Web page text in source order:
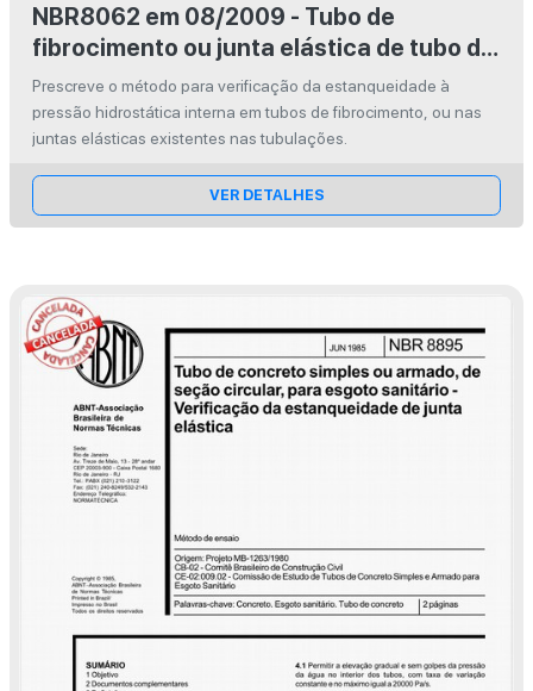
NBR8062 em 08/2009 - Tubo de
fibrocimento ou junta elástica de tubo de
fibrocimento - Verificação da
estanqueidade à pressão interna
Prescreve o método para verificação da estanqueidade à
pressão hidrostática interna em tubos de fibrocimento, ou nas
juntas elásticas existentes nas tubulações.
VER DETALHES